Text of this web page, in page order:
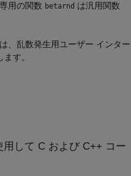
用の関数 betarnd は汎用関数
、乱数発生用ユーザー インター
ます。
して C および C++ コー